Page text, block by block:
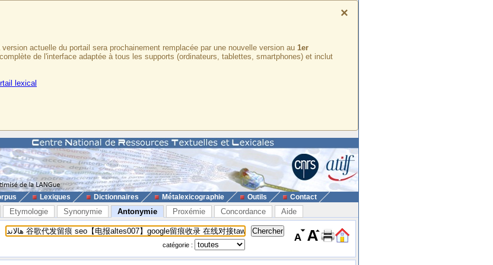
×
actuelle du portail sera prochainement remplacée par une nouvelle version au 1er
de l'interface adaptée à tous les supports (ordinateurs, tablettes, smartphones) et inclut
lexical
Lexiques Dictionnaires Métalexicographie Outils Contact
Etymologie Synonymie Antonymie Proxémie Concordance Aide
catégorie :